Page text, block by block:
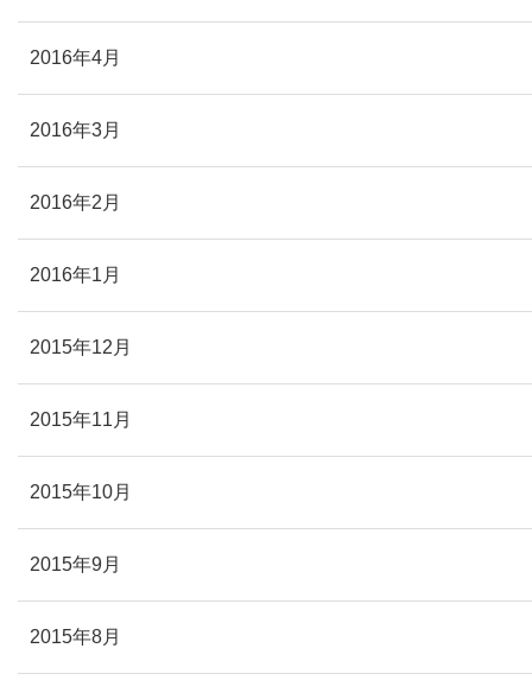
2016年4月
2016年3月
2016年2月
2016年1月
2015年12月
2015年11月
2015年10月
2015年9月
2015年8月